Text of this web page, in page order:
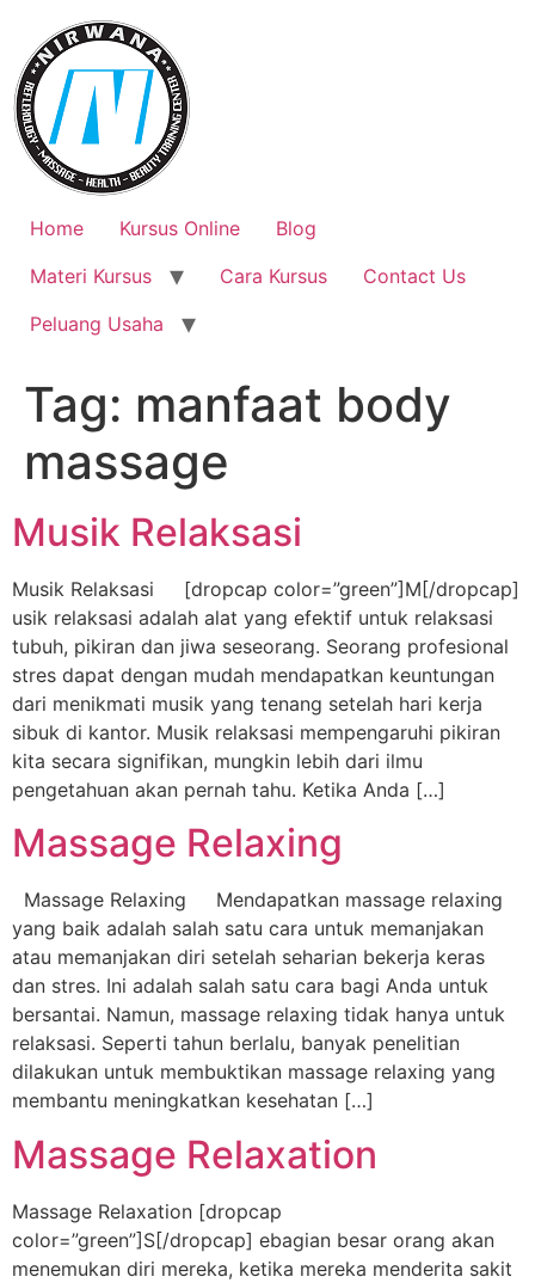
content
Home Kursus Online
Blog
Materi Kursus
Cara Kursus
Contact Us
Peluang Usaha
Tag: manfaat body
massage
Musik Relaksasi
Musik Relaksasi [dropcap color=”green”]M[/dropcap]
usik relaksasi adalah alat yang efektif untuk relaksasi
tubuh, pikiran dan jiwa seseorang. Seorang profesional
stres dapat dengan mudah mendapatkan keuntungan
dari menikmati musik yang tenang setelah hari kerja
sibuk di kantor. Musik relaksasi mempengaruhi pikiran
kita secara signifikan, mungkin lebih dari ilmu
pengetahuan akan pernah tahu. Ketika Anda […]
Massage Relaxing
Massage Relaxing Mendapatkan massage relaxing
yang baik adalah salah satu cara untuk memanjakan
atau memanjakan diri setelah seharian bekerja keras
dan stres. Ini adalah salah satu cara bagi Anda untuk
bersantai. Namun, massage relaxing tidak hanya untuk
relaksasi. Seperti tahun berlalu, banyak penelitian
dilakukan untuk membuktikan massage relaxing yang
membantu meningkatkan kesehatan […]
Massage Relaxation
Massage Relaxation [dropcap
color=”green”]S[/dropcap] ebagian besar orang akan
menemukan diri mereka, ketika mereka menderita sakit